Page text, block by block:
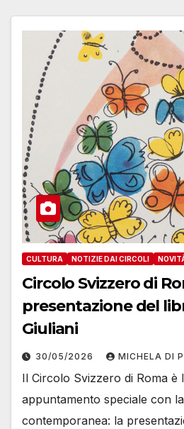
CULTURA NOTIZIE DAI CIRCOLI
Circolo Svizzero di
presentazione del
Giuliani
30/05/2026 MICHELA DI
Il Circolo Svizzero di Roma è
appuntamento speciale con
contemporanea: la